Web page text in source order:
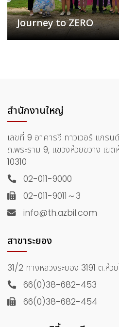
Journey to ZERO
สำนักงานใหญ่
เลขที่ 9 อาคารจี ทาวเวอร์ แกรน
ถ.พระราม 9, แขวงห้วยขวาง เข
10310
02-011-9000
02-011-9011～3
info@th.azbil.com
สาขาระยอง
31/2 ทางหลวงระยอง 3191 ต.ห้ว
66(0)38-682-453
66(0)38-682-454